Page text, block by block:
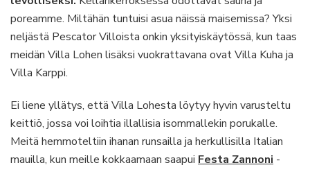
poreamme. Miltähän tuntuisi asua näissä maisemissa? Yksi
neljästä Pescator Villoista onkin yksityiskäytössä, kun taas
meidän Villa Lohen lisäksi vuokrattavana ovat Villa Kuha ja
Villa Karppi.
Ei liene yllätys, että Villa Lohesta löytyy hyvin varusteltu
keittiö, jossa voi loihtia illallisia isommallekin porukalle.
Meitä hemmoteltiin ihanan runsailla ja herkullisilla Italian
mauilla, kun meille kokkaamaan saapui Festa Zannoni -